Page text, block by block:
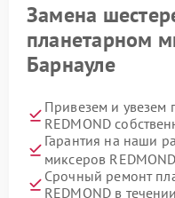
Замена
планетарном
Барнауле
Привезем и увезем
REDMOND
Гарантия на наши
миксеров REDMOND
Срочный ремонт
REDMOND в